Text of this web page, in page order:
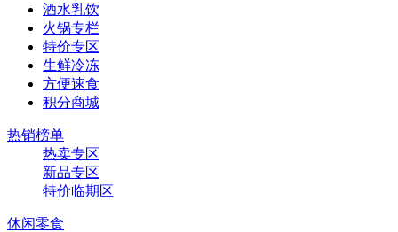
酒水乳饮
火锅专栏
特价专区
生鲜冷冻
方便速食
积分商城
热销榜单
热卖专区
新品专区
特价临期区
休闲零食